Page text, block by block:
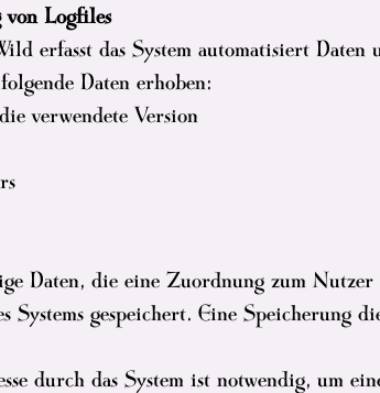
von Logfiles
erfasst das System automatisiert Daten
Daten erhoben:
verwendete Version
Daten, die eine Zuordnung zum Nutzer
gespeichert. Eine Speicherung
durch das System ist notwendig, um